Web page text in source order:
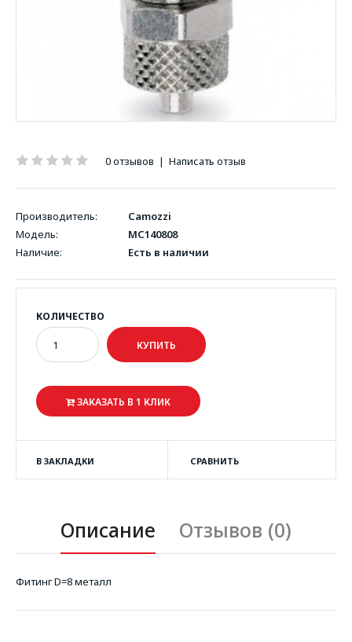
0 отзывов | Написать отзыв
Производитель:
Camozzi
Модель:
MC140808
Наличие:
Есть в наличии
КОЛИЧЕСТВО
ЗАКАЗАТЬ В 1 КЛИК
В ЗАКЛАДКИ СРАВНИТЬ
Описание Отзывов (0)
Фитинг D=8 металл